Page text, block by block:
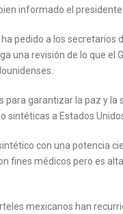
informado el
pedido a los
una revisión de lo que el
para garantizar la paz y
sintéticas a Estados
con una potencia
fines médicos pero es
mexicanos han